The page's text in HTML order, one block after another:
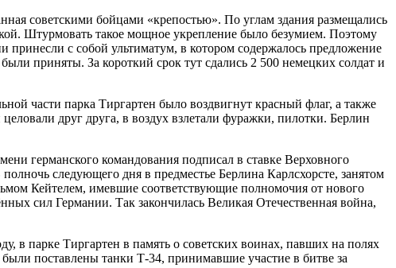
советскими бойцами «крепостью». По углам здания размещались
Штурмовать такое мощное укрепление было безумием. Поэтому
с собой ультиматум, в котором содержалось предложение
приняты. За короткий срок тут сдались 2 500 немецких солдат и
части парка Тиргартен было воздвигнут красный флаг, а также
друг друга, в воздух взлетали фуражки, пилотки. Берлин
германского командования подписал в ставке Верховного
следующего дня в предместье Берлина Карлсхорсте, занятом
Кейтелем, имевшие соответствующие полномочия от нового
сил Германии. Так закончилась Великая Отечественная война,
в парке Тиргартен в память о советских воинах, павших на полях
поставлены танки Т-34, принимавшие участие в битве за